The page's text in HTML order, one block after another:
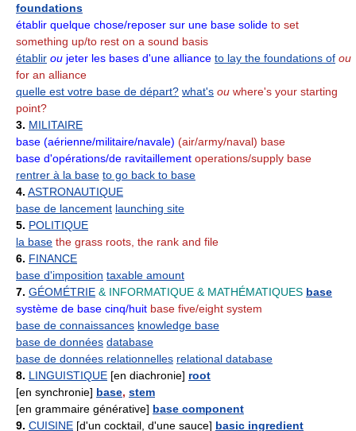
foundations
établir quelque chose/reposer sur une base solide to set
something up/to rest on a sound basis
établir ou jeter les bases d'une alliance to lay the foundations of ou
for an alliance
quelle est votre base de départ? what's ou where's your starting
point?
3. MILITAIRE
base (aérienne/militaire/navale) (air/army/naval) base
base d'opérations/de ravitaillement operations/supply base
rentrer à la base to go back to base
4. ASTRONAUTIQUE
base de lancement launching site
5. POLITIQUE
la base the grass roots, the rank and file
6. FINANCE
base d'imposition taxable amount
7. GÉOMÉTRIE & INFORMATIQUE & MATHÉMATIQUES base
système de base cinq/huit base five/eight system
base de connaissances knowledge base
base de données database
base de données relationnelles relational database
8. LINGUISTIQUE [en diachronie] root
[en synchronie] base, stem
[en grammaire générative] base component
9. CUISINE [d'un cocktail, d'une sauce] basic ingredient